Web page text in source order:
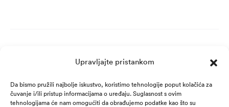
Upravljajte pristankom
Da bismo pružili najbolje iskustvo, koristimo tehnologije poput kolačića za
čuvanje i/ili pristup informacijama o uređaju. Suglasnost s ovim
tehnologijama će nam omogućiti da obrađujemo podatke kao što su